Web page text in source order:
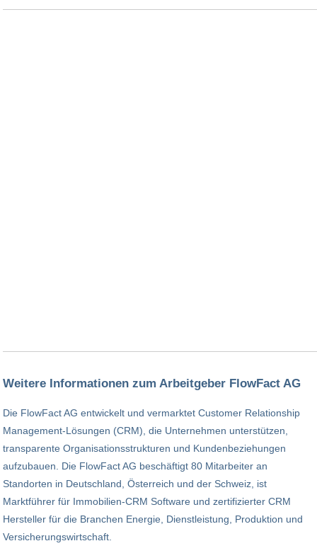
Weitere Informationen zum Arbeitgeber FlowFact AG
Die FlowFact AG entwickelt und vermarktet Customer Relationship
Management-Lösungen (CRM), die Unternehmen unterstützen,
transparente Organisationsstrukturen und Kundenbeziehungen
aufzubauen. Die FlowFact AG beschäftigt 80 Mitarbeiter an
Standorten in Deutschland, Österreich und der Schweiz, ist
Marktführer für Immobilien-CRM Software und zertifizierter CRM
Hersteller für die Branchen Energie, Dienstleistung, Produktion und
Versicherungswirtschaft.